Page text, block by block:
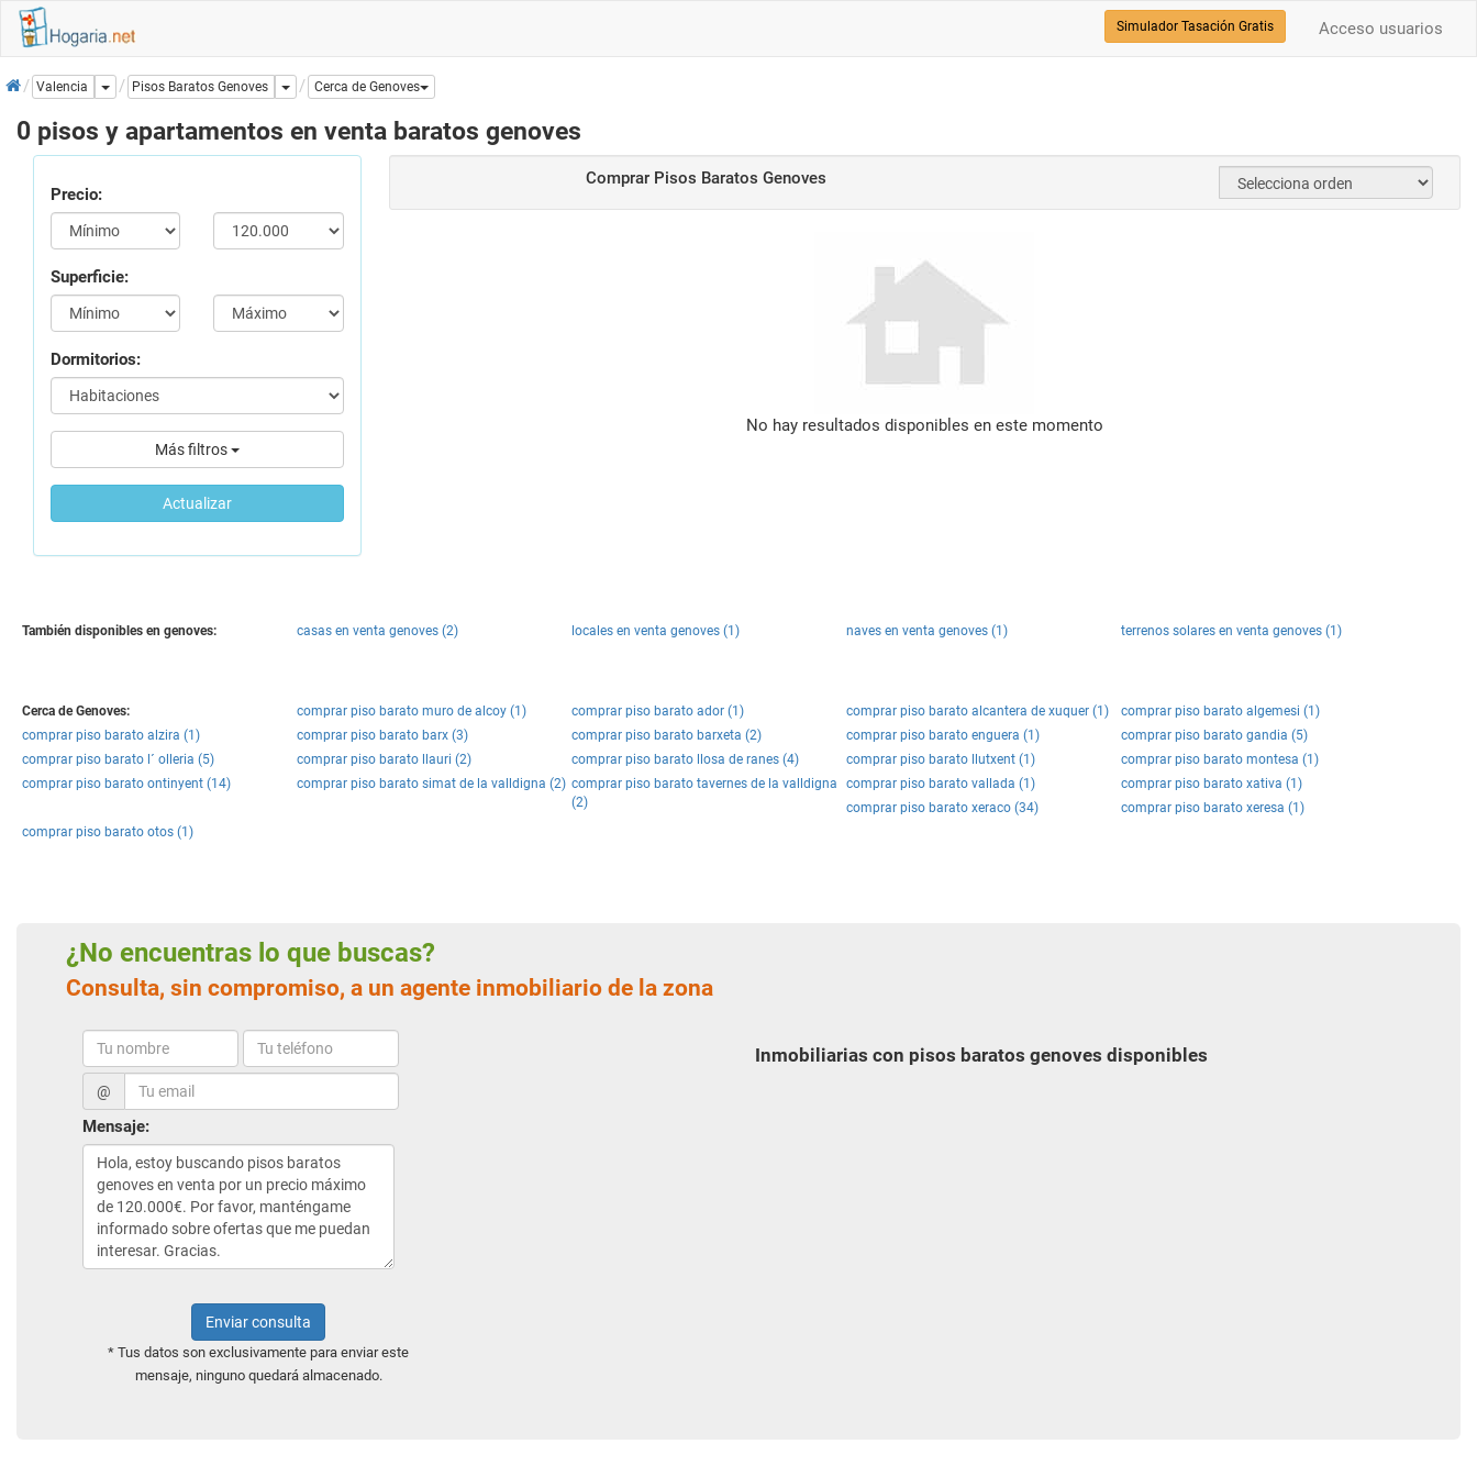
Acceso usuarios
Simulador Tasación Gratis
InicioValencia Dropdown
Pisos Baratos Genoves Dropdown
Cerca de Genoves
0 pisos y apartamentos en venta baratos genoves
Precio:
Superficie:
Dormitorios:
Más filtros
Actualizar
Comprar Pisos Baratos Genoves
No hay resultados disponibles en este momento
También disponibles en genoves: casas en venta genoves (2) locales en venta genoves (1) naves en venta genoves (1) terrenos solares en venta genoves (1)
Cerca de Genoves: comprar piso barato muro de alcoy (1) comprar piso barato ador (1) comprar piso barato alcantera de xuquer (1)
comprar piso barato algemesi (1)
comprar piso barato alzira (1)
comprar piso barato barx (3) comprar piso barato barxeta (2) comprar piso barato enguera (1)
comprar piso barato gandia (5)
comprar piso barato l´ olleria (5)
comprar piso barato llauri (2) comprar piso barato llosa de ranes (4) comprar piso barato llutxent (1)
comprar piso barato montesa (1)
comprar piso barato ontinyent (14)
comprar piso barato simat de la valldigna (2) comprar piso barato tavernes de la valldigna
(2)
comprar piso barato vallada (1)
comprar piso barato xativa (1)
comprar piso barato xeraco (34)
comprar piso barato xeresa (1)
comprar piso barato otos (1)
¿No encuentras lo que buscas?
Consulta, sin compromiso, a un agente inmobiliario de la zona
@
Mensaje:
Enviar consulta
* Tus datos son exclusivamente para enviar este
mensaje, ninguno quedará almacenado.
Inmobiliarias con pisos baratos genoves disponibles